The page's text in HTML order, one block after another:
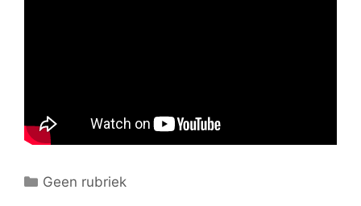
C
Geen rubriek